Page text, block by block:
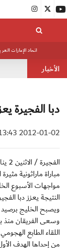
اتحاد الإمارات
الأخبار
دبا الفجيرة
2012-01-02 13:43
مباراة ماراثونية
مواجهات الأسبوع
ويصبح الخليج برصيد 6 نقاط . .
وسعى الفريقان منذ
اللقاء الطابع